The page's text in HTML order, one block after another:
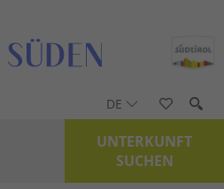
DE
UNTERKUNFT
SUCHEN